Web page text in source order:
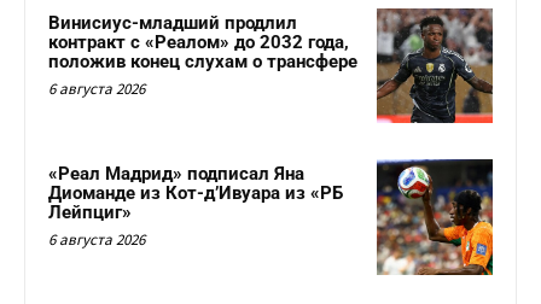
Винисиус-младший продлил
контракт с «Реалом» до 2032 года,
положив конец слухам о трансфере
6 августа 2026
«Реал Мадрид» подписал Яна
Диоманде из Кот-д’Ивуара из «РБ
Лейпциг»
6 августа 2026